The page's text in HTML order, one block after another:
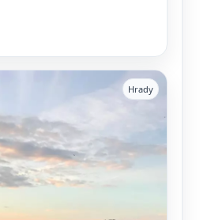
Hrady